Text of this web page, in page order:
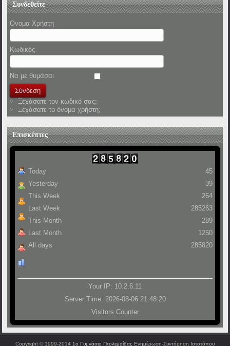
Συνδεθείτε
Όνομα Χρήστη
Κωδικός
Να με θυμάσαι
Ξεχάσατε τον κωδικό σας;
Ξεχάσατε το όνομα χρήστη;
Επισκέπτες
Today
Yesterday
This Week
Last Week
This Month
Last Month
All days
45
39
264
285263
289
1250
285820
Your IP: 10.2.6.11
Server Time: 2026-08-06 21:48:20
Visitors Counter
Copyright © 1999-2014 1ο Γυμνάσιο Πτολεμαΐδας Ενημέρωση-Συντήρηση Ιστοτόπου